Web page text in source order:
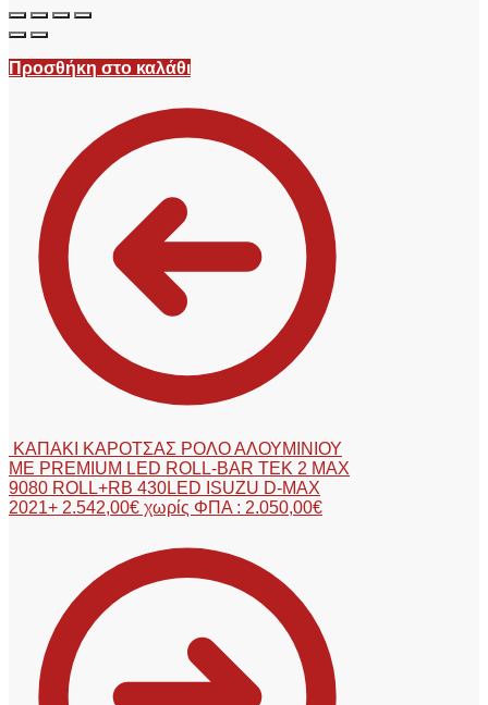
Προσθήκη στο καλάθι
ΚΑΠΑΚΙ ΚΑΡΟΤΣΑΣ ΡΟΛΟ ΑΛΟΥΜΙΝΙΟΥ
ΜΕ PREMIUM LED ROLL-BAR TEK 2 MAX
9080 ROLL+RB 430LED ISUZU D-MAX
2021+ 2.542,00€ χωρίς ΦΠΑ : 2.050,00€